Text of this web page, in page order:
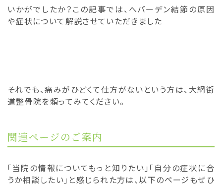
いかがでしたか？この記事では、へバーデン結節の原因
や症状について解説させていただきました
それでも、痛みがひどくて仕方がないという方は、大網街
道整骨院を頼ってみてください。
関連ページのご案内
「当院の情報についてもっと知りたい」「自分の症状に合
うか相談したい」と感じられた方は、以下のページもぜひ